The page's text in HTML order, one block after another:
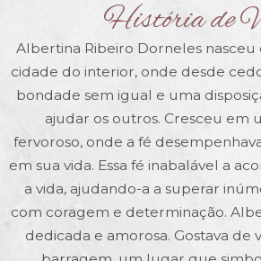
História de
Albertina Ribeiro Dorneles
cidade do interior, onde desde
bondade sem igual e uma
ajudar os outros. Cresceu em
fervoroso, onde a fé
em sua vida. Essa fé inabalável a
a vida, ajudando-a a superar
com coragem e determinação.
dedicada e amorosa. Gostava de